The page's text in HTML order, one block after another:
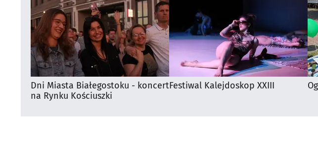
Dni Miasta Białegostoku - koncert
na Rynku Kościuszki
Festiwal Kalejdoskop XXIII